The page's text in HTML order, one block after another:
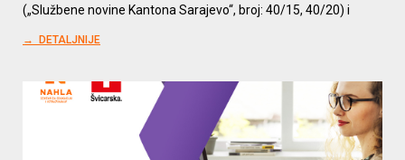
(„Službene novine Kantona Sarajevo“, broj: 40/15, 40/20) i
→ DETALJNIJE